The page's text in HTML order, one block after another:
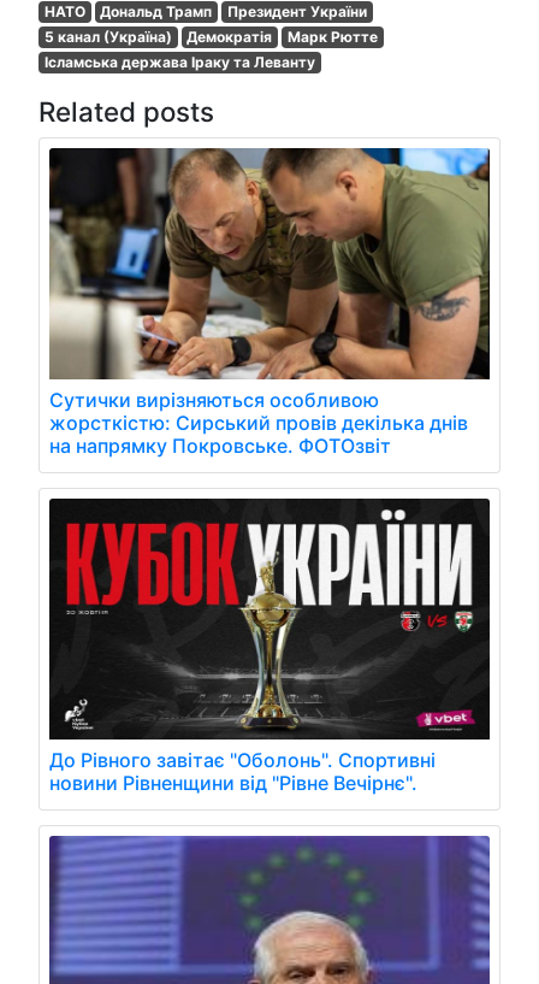
НАТО Дональд Трамп
Президент України
5 канал (Україна)
Демократія
Марк Рютте
Ісламська держава Іраку та Леванту
Related posts
Сутички вирізняються особливою
жорсткістю: Сирський провів декілька днів
на напрямку Покровське. ФОТОзвіт
До Рівного завітає "Оболонь". Спортивні
новини Рівненщини від "Рівне Вечірнє".